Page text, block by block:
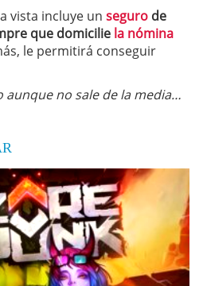
vista incluye un seguro de
que domicilie la nómina
le permitirá conseguir
no sale de la media…